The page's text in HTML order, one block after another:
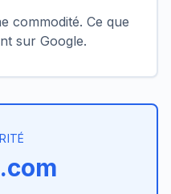
commodité. Ce que
sur Google.